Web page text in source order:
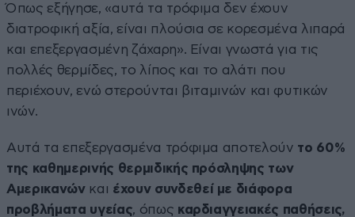
Όπως εξήγησε, «αυτά τα τρόφιμα δεν έχουν
διατροφική αξία, είναι πλούσια σε κορεσμένα λιπαρά
και επεξεργασμένη ζάχαρη». Είναι γνωστά για τις
πολλές θερμίδες, το λίπος και το αλάτι που
περιέχουν, ενώ στερούνται βιταμινών και φυτικών
ινών.
Αυτά τα επεξεργασμένα τρόφιμα αποτελούν το 60%
της καθημερινής θερμιδικής πρόσληψης των
Αμερικανώνκαι έχουν συνδεθεί με διάφορα
προβλήματα υγείας, όπως καρδιαγγειακές παθήσεις,